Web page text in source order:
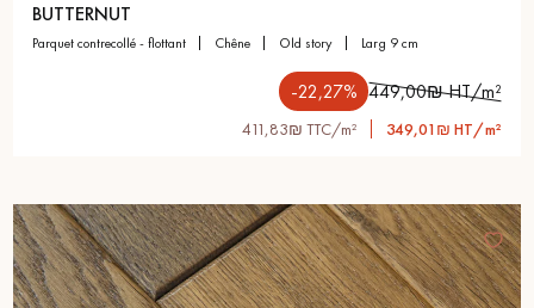
BUTTERNUT
parquet contrecollé - flottant chêne old story larg 9 cm
-22,27% 449,00₪ HT/m²
411,83₪ TTC/m² 349,01₪ HT/m²